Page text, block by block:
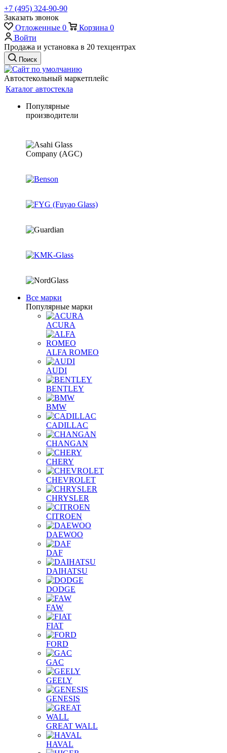
+7 (495) 324-90-90
Заказать звонок
Отложенные 0 Корзина 0
Войти
Продажа и установка в 20 техцентрах
Поиск
Автостекольный маркетплейс
Каталог автостекла
Популярные
производители
Все марки
Популярные марки
ACURA
ALFA ROMEO
AUDI
BENTLEY
BMW
CADILLAC
CHANGAN
CHERY
CHEVROLET
CHRYSLER
CITROEN
DAEWOO
DAF
DAIHATSU
DODGE
FAW
FIAT
FORD
GAC
GEELY
GENESIS
GREAT WALL
HAVAL